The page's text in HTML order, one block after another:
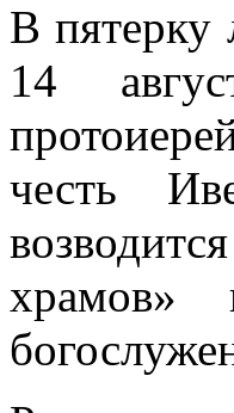
В
14
честь
храмов»